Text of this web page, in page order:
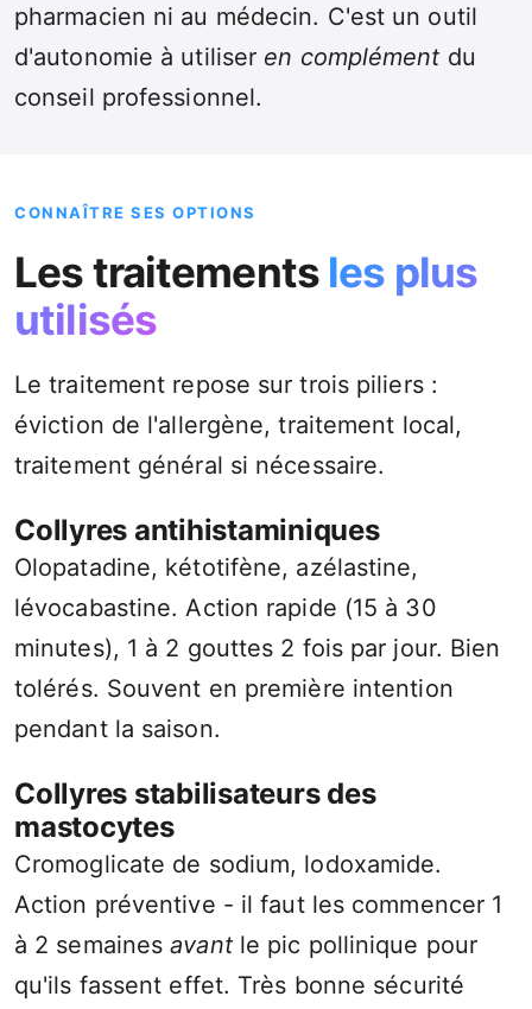
pharmacien ni au médecin. C'est un outil
d'autonomie à utiliser en complément du
conseil professionnel.
CONNAÎTRE SES OPTIONS
Les traitements les plus
utilisés
Le traitement repose sur trois piliers :
éviction de l'allergène, traitement local,
traitement général si nécessaire.
Collyres antihistaminiques
Olopatadine, kétotifène, azélastine,
lévocabastine. Action rapide (15 à 30
minutes), 1 à 2 gouttes 2 fois par jour. Bien
tolérés. Souvent en première intention
pendant la saison.
Collyres stabilisateurs des
mastocytes
Cromoglicate de sodium, lodoxamide.
Action préventive - il faut les commencer 1
à 2 semainesavantle pic pollinique pour
qu'ils fassent effet. Très bonne sécurité